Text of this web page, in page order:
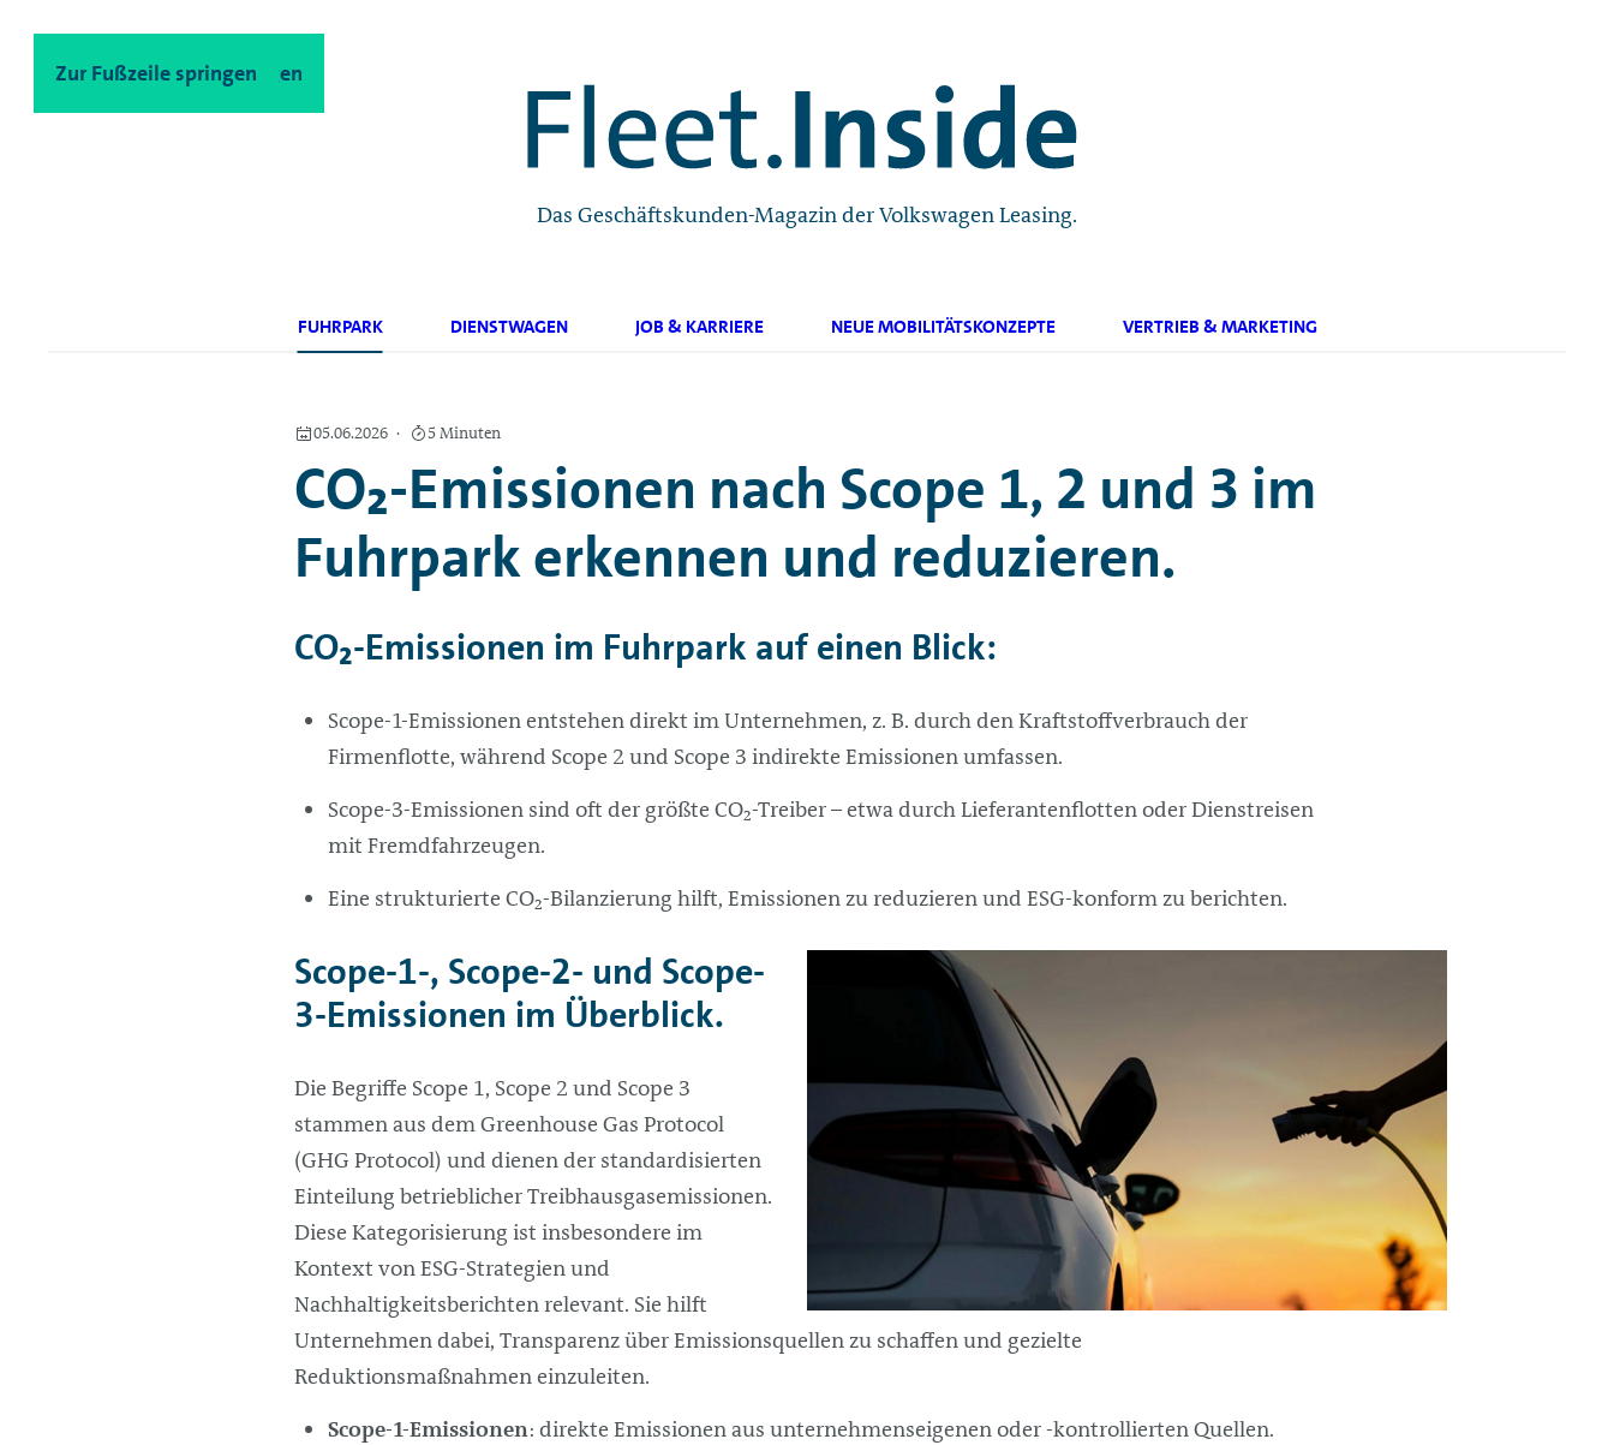
Zum Hauptinhalt springen
Zur Fußzeile springen
Das Geschäftskunden-Magazin der Volkswagen Leasing.
FUHRPARK DIENSTWAGEN JOB & KARRIERE NEUE MOBILITÄTSKONZEPTE VERTRIEB & MARKETING
05.06.2026 5 Minuten
CO₂-Emissionen nach Scope 1, 2 und 3 im
Fuhrpark erkennen und reduzieren.
CO₂-Emissionen im Fuhrpark auf einen Blick:
Scope-1-Emissionen entstehen direkt im Unternehmen, z. B. durch den Kraftstoffverbrauch der
Firmenflotte, während Scope 2 und Scope 3 indirekte Emissionen umfassen.
Scope-3-Emissionen sind oft der größte CO₂-Treiber – etwa durch Lieferantenflotten oder Dienstreisen
mit Fremdfahrzeugen.
Eine strukturierte CO₂-Bilanzierung hilft, Emissionen zu reduzieren und ESG-konform zu berichten.
Scope-1-, Scope-2- und Scope-
3-Emissionen im Überblick.
Die Begriffe Scope 1, Scope 2 und Scope 3
stammen aus dem Greenhouse Gas Protocol
(GHG Protocol) und dienen der standardisierten
Einteilung betrieblicher Treibhausgasemissionen.
Diese Kategorisierung ist insbesondere im
Kontext von ESG-Strategien und
Nachhaltigkeitsberichten relevant. Sie hilft
Unternehmen dabei, Transparenz über Emissionsquellen zu schaffen und gezielte
Reduktionsmaßnahmen einzuleiten.
Scope-1-Emissionen: direkte Emissionen aus unternehmenseigenen oder -kontrollierten Quellen.